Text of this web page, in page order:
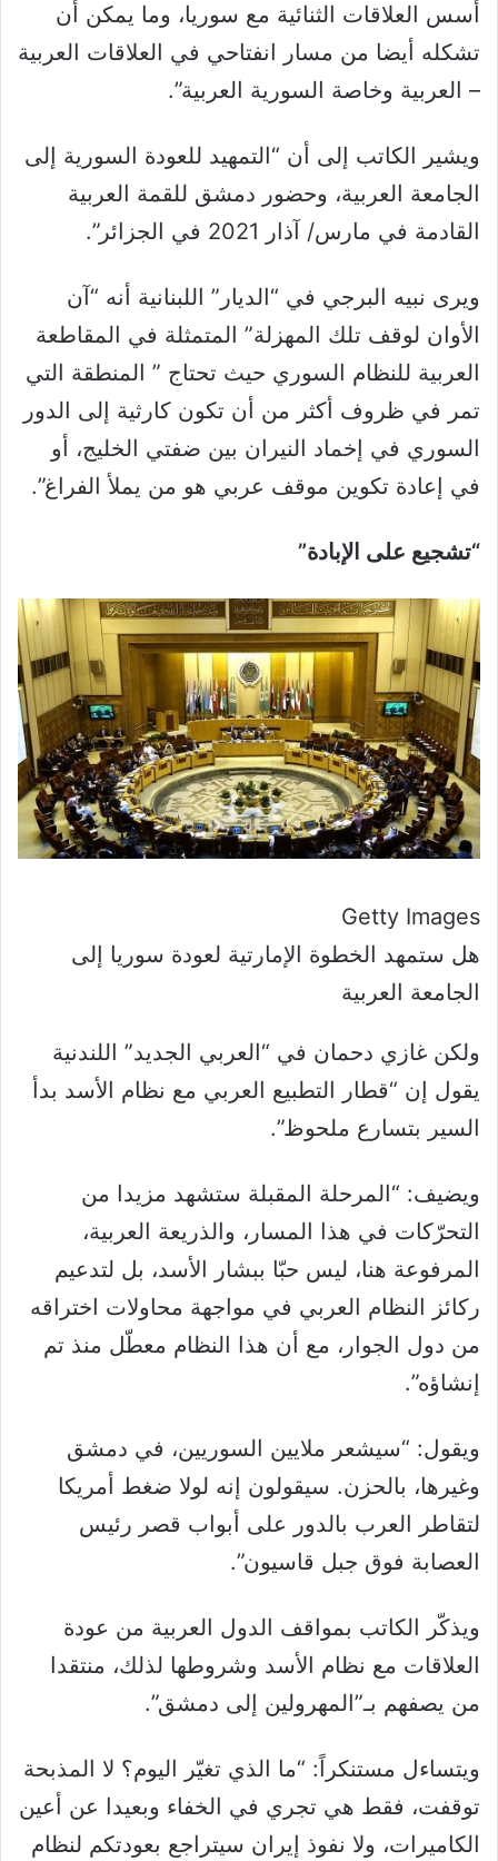
أسس العلاقات الثنائية مع سوريا، وما يمكن أن
تشكله أيضا من مسار انفتاحي في العلاقات العربية
– العربية وخاصة السورية العربية”.
ويشير الكاتب إلى أن “التمهيد للعودة السورية إلى
الجامعة العربية، وحضور دمشق للقمة العربية
القادمة في مارس/ آذار 2021 في الجزائر”.
ويرى نبيه البرجي في “الديار” اللبنانية أنه “آن
الأوان لوقف تلك المهزلة” المتمثلة في المقاطعة
العربية للنظام السوري حيث تحتاج ” المنطقة التي
تمر في ظروف أكثر من أن تكون كارثية إلى الدور
السوري في إخماد النيران بين ضفتي الخليج، أو
في إعادة تكوين موقف عربي هو من يملأ الفراغ”.
“تشجيع على الإبادة”
Getty Images
هل ستمهد الخطوة الإمارتية لعودة سوريا إلى
الجامعة العربية
ولكن غازي دحمان في “العربي الجديد” اللندنية
يقول إن “قطار التطبيع العربي مع نظام الأسد بدأ
السير بتسارع ملحوظ”.
ويضيف: “المرحلة المقبلة ستشهد مزيدا من
التحرّكات في هذا المسار، والذريعة العربية،
المرفوعة هنا، ليس حبّا ببشار الأسد، بل لتدعيم
ركائز النظام العربي في مواجهة محاولات اختراقه
من دول الجوار، مع أن هذا النظام معطّل منذ تم
إنشاؤه”.
ويقول: “سيشعر ملايين السوريين، في دمشق
وغيرها، بالحزن. سيقولون إنه لولا ضغط أمريكا
لتقاطر العرب بالدور على أبواب قصر رئيس
العصابة فوق جبل قاسيون”.
ويذكّر الكاتب بمواقف الدول العربية من عودة
العلاقات مع نظام الأسد وشروطها لذلك، منتقدا
من يصفهم بـ”المهرولين إلى دمشق”.
ويتساءل مستنكراً: “ما الذي تغيّر اليوم؟ لا المذبحة
توقفت، فقط هي تجري في الخفاء وبعيدا عن أعين
الكاميرات، ولا نفوذ إيران سيتراجع بعودتكم لنظام